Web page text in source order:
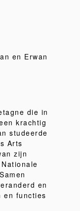
en Erwan
die in
krachtig
studeerde
Arts
zijn
en
en functies